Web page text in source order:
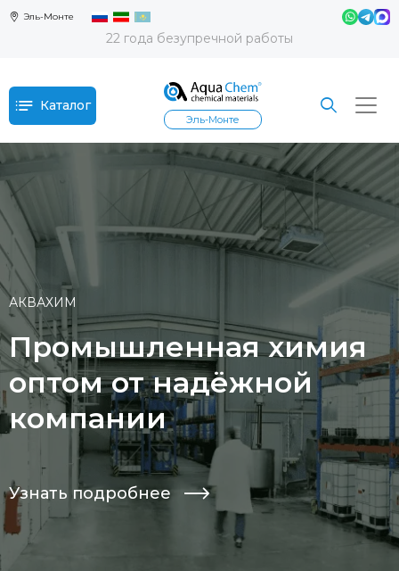
Эль-Монте
22 года безупречной работы
Каталог
Эль-Монте
АКВАХИМ
Промышленная химия
оптом от надёжной
компании
Узнать подробнее